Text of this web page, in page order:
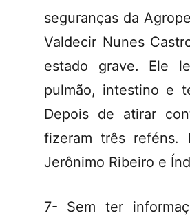
seguranças da
Valdecir Nunes
estado grave. Ele
pulmão, intestino e
Depois de atirar
fizeram três reféns.
Jerônimo Ribeiro e
7- Sem ter